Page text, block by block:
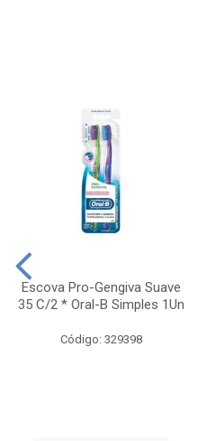
Escova Pro-Gengiva Suave
35 C/2 * Oral-B Simples 1Un
Código: 329398